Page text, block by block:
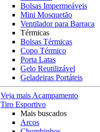
Bolsas Impermeáveis
Mini Mosquetão
Ventilador para Barraca
Térmicas
Bolsas Térmicas
Copo Térmico
Porta Latas
Gelo Reutilizável
Geladeiras Portáteis
Veja mais Acampamento
Tiro Esportivo
Mais buscados
Arcos